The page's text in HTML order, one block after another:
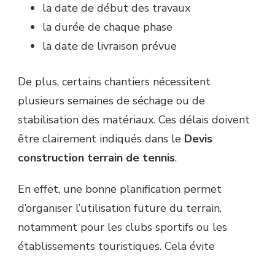
la date de début des travaux
la durée de chaque phase
la date de livraison prévue
De plus, certains chantiers nécessitent
plusieurs semaines de séchage ou de
stabilisation des matériaux. Ces délais doivent
être clairement indiqués dans le Devis
construction terrain de tennis.
En effet, une bonne planification permet
d’organiser l’utilisation future du terrain,
notamment pour les clubs sportifs ou les
établissements touristiques. Cela évite